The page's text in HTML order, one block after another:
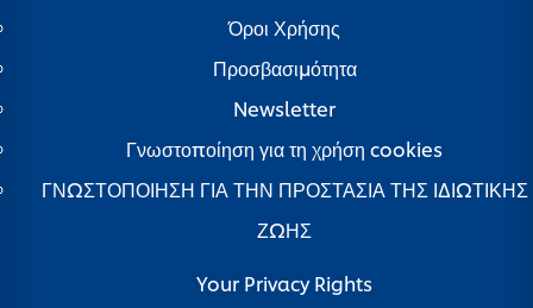
Όροι Χρήσης
Προσβασιμότητα
Newsletter
Γνωστοποίηση για τη χρήση cookies
ΓΝΩΣΤΟΠΟΙΗΣΗ ΓΙΑ ΤΗΝ ΠΡΟΣΤΑΣΙΑ ΤΗΣ ΙΔΙΩΤΙΚΗΣ
ΖΩΗΣ
Your Privacy Rights